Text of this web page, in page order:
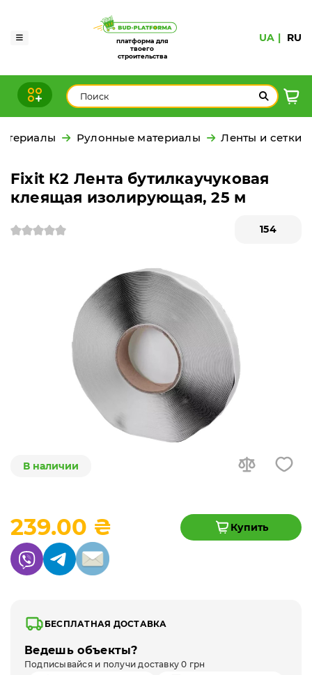
платформа для
твоего
строительства
UA RU
Рулонные материалы Ленты и сетки
Fixit К2 Лента бутилкаучуковая
клеящая изолирующая, 25 м
154
В наличии
239.00 ₴ Купить
БЕСПЛАТНАЯ ДОСТАВКА
Ведешь объекты?
Подписывайся и получи доставку 0 грн